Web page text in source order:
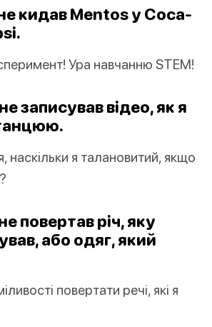
кидав Mentos у Coca-
Ура навчанню STEM!
записував відео, як я
наскільки я талановитий, якщо
повертав річ, яку
або одяг, який
повертати речі, які я